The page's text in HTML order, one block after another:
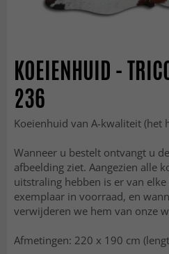
KOEIENHUID -
236
Koeienhuid van A-kwaliteit (het
Wanneer u bestelt ontvangt u
afbeelding ziet. Aangezien alle
uitstraling hebben is er van
exemplaar in voorraad, en
verwijderen we hem van onze
Afmetingen: 220 x 190 cm